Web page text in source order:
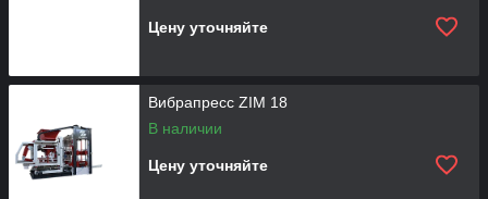
Цену уточняйте
Вибрапресс ZIM 18
В наличии
Цену уточняйте